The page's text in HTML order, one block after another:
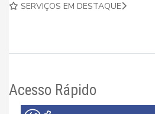
SERVIÇOS EM DESTAQUE
Acesso Rápido